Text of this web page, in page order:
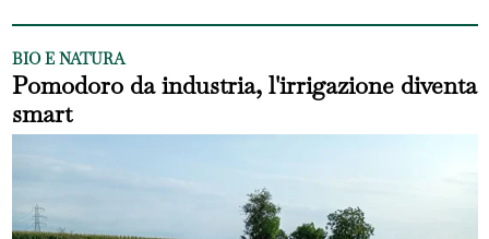
BIO E NATURA
Pomodoro da industria, l'irrigazione diventa
smart